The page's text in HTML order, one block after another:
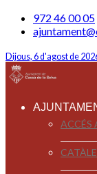
972 46 00 05
Dijous, 6 d'agost de
ACCÉS